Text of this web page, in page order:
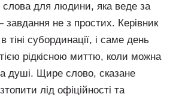
слова для людини, яка веде за
не з простих. Керівник
тіні субординації, і саме день
рідкісною миттю, коли можна
душі. Щире слово, сказане
лід офіційності та